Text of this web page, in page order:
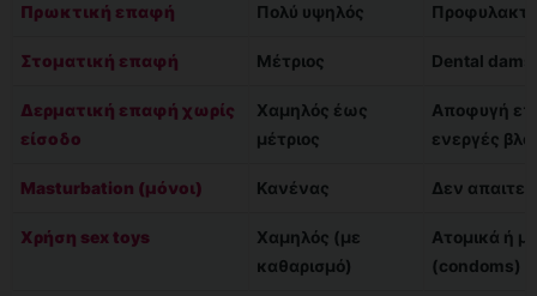
Πρωκτική επαφή Πολύ υψηλός
Στοματική επαφή Μέτριος Dental
Δερματική επαφή χωρίς
είσοδο
Χαμηλός έως
μέτριος
Αποφυγή
ενεργές
Masturbation (μόνοι) Κανένας Δεν
Χρήση sex toys
Χαμηλός (με
καθαρισμό)
Ατομικά ή
(condoms)